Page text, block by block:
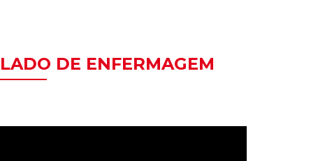
DE ENFERMAGEM